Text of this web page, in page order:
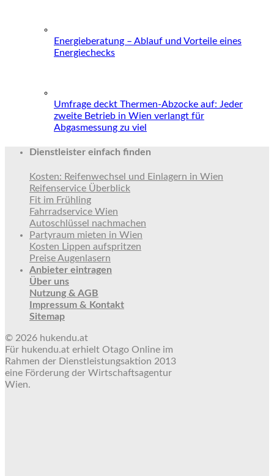
Energieberatung – Ablauf und Vorteile eines
Energiechecks
Umfrage deckt Thermen-Abzocke auf: Jeder
zweite Betrieb in Wien verlangt für
Abgasmessung zu viel
Dienstleister einfach finden
Kosten: Reifenwechsel und Einlagern in Wien
Reifenservice Überblick
Fit im Frühling
Fahrradservice Wien
Autoschlüssel nachmachen
Partyraum mieten in Wien
Kosten Lippen aufspritzen
Preise Augenlasern
Anbieter eintragen
Über uns
Nutzung & AGB
Impressum & Kontakt
Sitemap
© 2026 hukendu.at
Für hukendu.at erhielt Otago Online im
Rahmen der Dienstleistungsaktion 2013
eine Förderung der Wirtschaftsagentur
Wien.